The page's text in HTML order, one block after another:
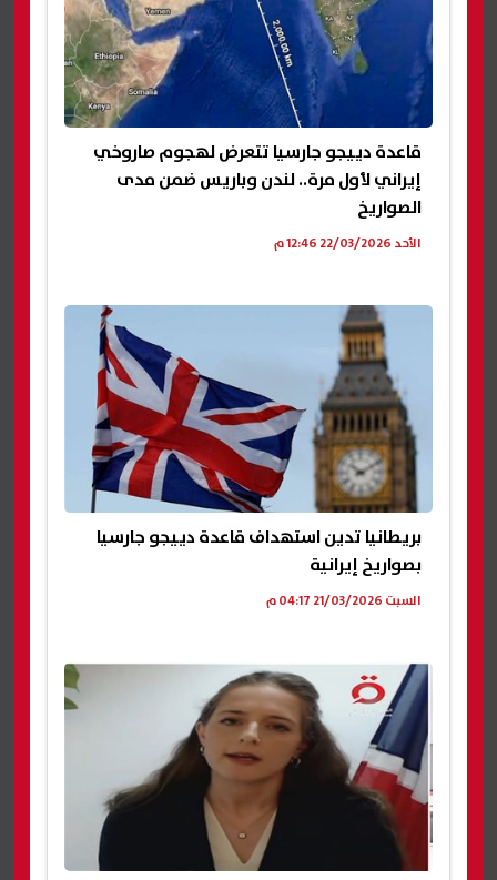
قاعدة دييجو جارسيا تتعرض لهجوم صاروخي
إيراني لأول مرة.. لندن وباريس ضمن مدى
الصواريخ
الأحد 22/03/2026 12:46 م
بريطانيا تدين استهداف قاعدة دييجو جارسيا
بصواريخ إيرانية
السبت 21/03/2026 04:17 م